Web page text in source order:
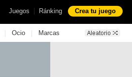
Juegos | Ránking Crea tu juego
| Ocio | Marcas